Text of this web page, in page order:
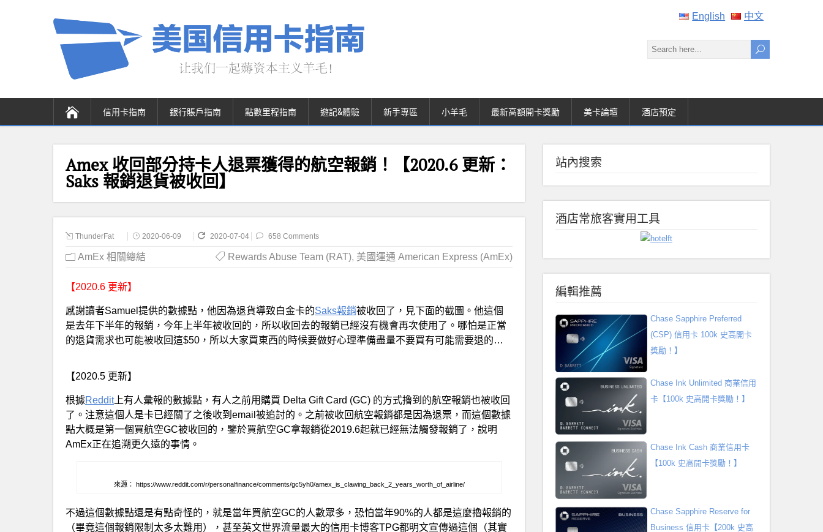
English 中文
信用卡指南 銀行賬戶指南 點數里程指南 遊記&體驗 新手專區 小羊毛 最新高額開卡獎勵 美卡論壇 酒店預定
Amex 收回部分持卡人退票獲得的航空報銷！【2020.6 更新：
Saks 報銷退貨被收回】
ThunderFat 2020-06-09 2020-07-04 658 Comments
AmEx 相關總結 Rewards Abuse Team (RAT), 美國運通 American Express (AmEx)
【2020.6 更新】
感謝讀者Samuel提供的數據點，他因為退貨導致白金卡的Saks報銷被收回了，見下面的截圖。他這個
是去年下半年的報銷，今年上半年被收回的，所以收回去的報銷已經沒有機會再次使用了。哪怕是正當
的退貨需求也可能被收回這$50，所以大家買東西的時候要做好心理準備盡量不要買有可能需要退的…
【2020.5 更新】
根據Reddit上有人彙報的數據點，有人之前用購買 Delta Gift Card (GC) 的方式擼到的航空報銷也被收回
了。注意這個人是卡已經關了之後收到email被追討的。之前被收回航空報銷都是因為退票，而這個數據
點大概是第一個買航空GC被收回的，鑒於買航空GC拿報銷從2019.6起就已經無法觸發報銷了，說明
AmEx正在追溯更久遠的事情。
來源： https://www.reddit.com/r/personalfinance/comments/gc5yh0/amex_is_clawing_back_2_years_worth_of_airline/
不過這個數據點還是有點奇怪的，就是當年買航空GC的人數眾多，恐怕當年90%的人都是這麼擼報銷的
（畢竟這個報銷限制太多太難用），甚至英文世界流量最大的信用卡博客TPG都明文宣傳過這個（其實
站內搜索
酒店常旅客實用工具
編輯推薦
Chase Sapphire Preferred
(CSP) 信用卡 100k 史高開卡
獎勵！】
Chase Ink Unlimited 商業信用
卡【100k 史高開卡獎勵！】
Chase Ink Cash 商業信用卡
【100k 史高開卡獎勵！】
Chase Sapphire Reserve for
Business 信用卡【200k 史高